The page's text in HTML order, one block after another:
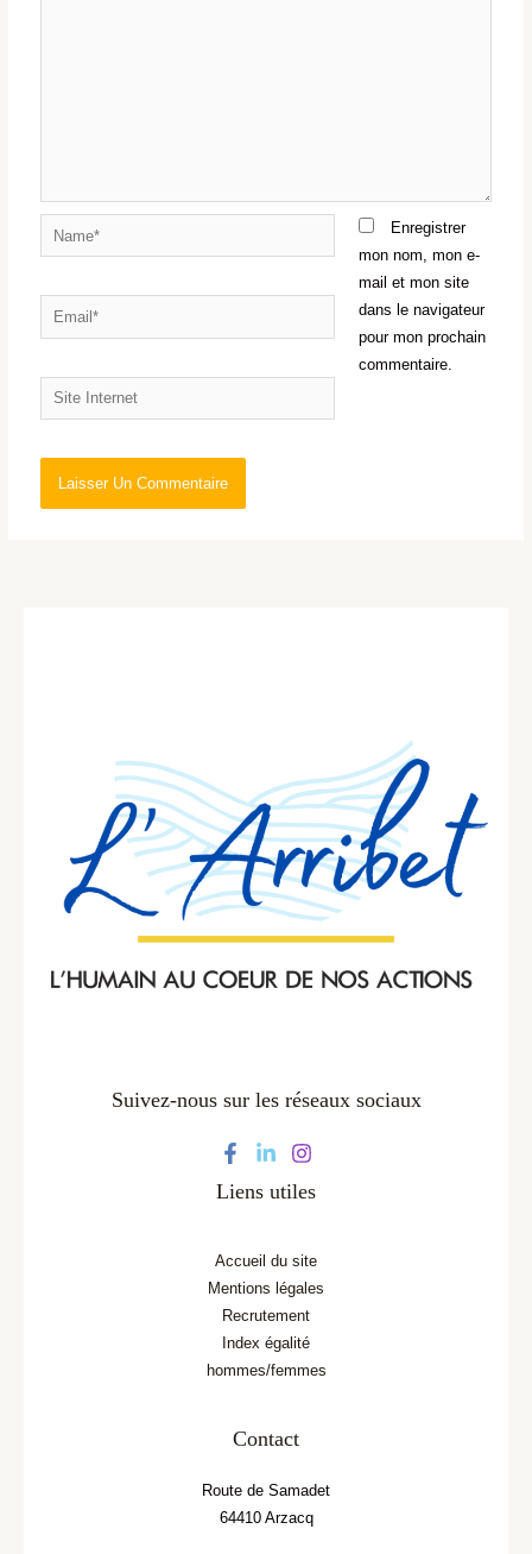
Name*
Email*
Site
Internet
Enregistrer
mon nom, mon e-
mail et mon site
dans le navigateur
pour mon prochain
commentaire.
Suivez-nous sur les réseaux sociaux
Liens utiles
Accueil du site
Mentions légales
Recrutement
Index égalité
hommes/femmes
Contact
Route de Samadet
64410 Arzacq